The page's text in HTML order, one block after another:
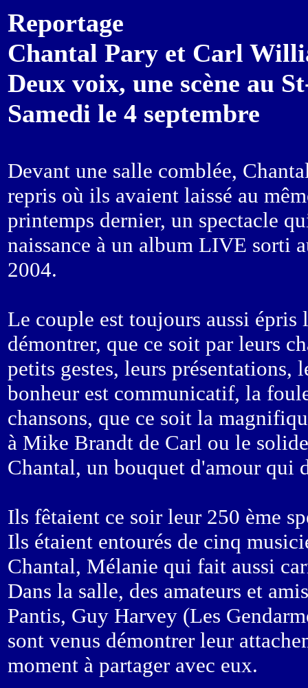
Reportage
Chantal Pary et Carl
Deux voix, une scène au
Samedi le 4 septembre
Devant une salle comblée,
repris où ils avaient laissé au
printemps dernier, un spectacle
naissance à un album LIVE sorti
2004.
Le couple est toujours aussi
démontrer, que ce soit par leurs
petits gestes, leurs
bonheur est communicatif, la
chansons, que ce soit la
à Mike Brandt de Carl ou le
Chantal, un bouquet d'amour qui
Ils fêtaient ce soir leur 250 ème
Ils étaient entourés de cinq
Chantal, Mélanie qui fait aussi
Dans la salle, des amateurs et
Pantis, Guy Harvey (Les
sont venus démontrer leur
moment à partager avec eux.